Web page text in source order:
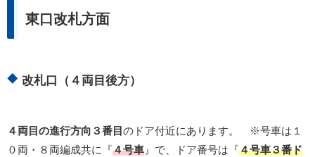
東口改札方面
改札口（４両目後方）
４両目の進行方向３番目 のドア付近にあります。 ※号車は１
０両・８両編成共に『４号車』で、ドア番号は『４号車３番ド